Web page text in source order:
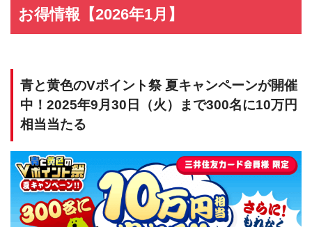
お得情報【2026年1月】
青と黄色のVポイント祭 夏キャンペーンが開催
中！2025年9月30日（火）まで300名に10万円
相当当たる